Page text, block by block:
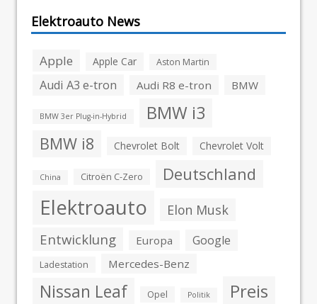
Elektroauto News
Apple Apple Car Aston Martin
Audi A3 e-tron Audi R8 e-tron BMW
BMW 3er Plug-in-Hybrid BMW i3
BMW i8 Chevrolet Bolt Chevrolet Volt
China Citroën C-Zero Deutschland
Elektroauto Elon Musk
Entwicklung Europa Google
Ladestation Mercedes-Benz
Nissan Leaf Opel Politik Preis